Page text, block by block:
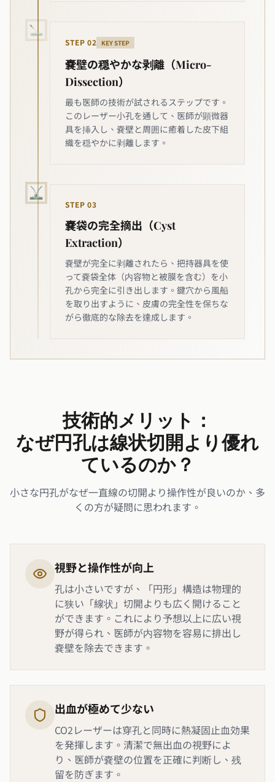
STEP 02 KEY STEP
嚢壁の穏やかな剥離（Micro-
Dissection）
最も医師の技術が試されるステップです。
このレーザー小孔を通して、医師が顕微器
具を挿入し、嚢壁と周囲に癒着した皮下組
織を穏やかに剥離します。
STEP 03
嚢袋の完全摘出（Cyst
Extraction）
嚢壁が完全に剥離されたら、把持器具を使
って嚢袋全体（内容物と被膜を含む）を小
孔から完全に引き出します。鍵穴から風船
を取り出すように、皮膚の完全性を保ちな
がら徹底的な除去を達成します。
技術的メリット：
なぜ円孔は線状切開より優れ
ているのか？
小さな円孔がなぜ一直線の切開より操作性が良いのか、多
くの方が疑問に思われます。
視野と操作性が向上
孔は小さいですが、「円形」構造は物理的
に狭い「線状」切開よりも広く開けること
ができます。これにより予想以上に広い視
野が得られ、医師が内容物を容易に排出し
嚢壁を除去できます。
出血が極めて少ない
CO2レーザーは穿孔と同時に熱凝固止血効果
を発揮します。清潔で無出血の視野によ
り、医師が嚢壁の位置を正確に判断し、残
留を防ぎます。